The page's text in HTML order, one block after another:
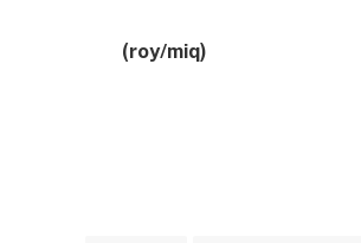
(roy/miq)